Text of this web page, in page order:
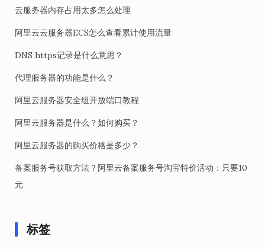
云服务器内存占用太多怎么处理
阿里云云服务器ECS怎么查看累计使用流量
DNS https记录是什么意思？
代理服务器的功能是什么？
阿里云服务器安全组开放端口教程
阿里云服务器是什么？如何购买？
阿里云服务器的购买价格是多少？
备案服务号获取方法？阿里云备案服务号淘宝特价活动：只要10
元
标签